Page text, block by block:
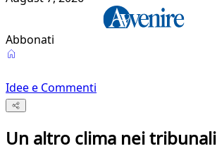
Abbonati
Idee e Commenti
Un altro clima nei tribunali